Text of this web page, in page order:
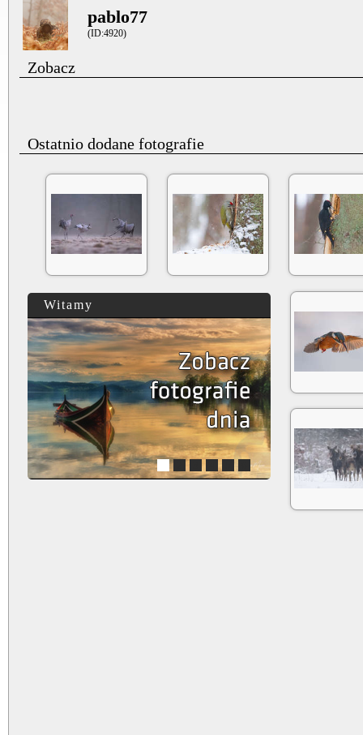
pablo77
(ID:4920)
Zobacz
Ostatnio dodane fotografie
Witamy